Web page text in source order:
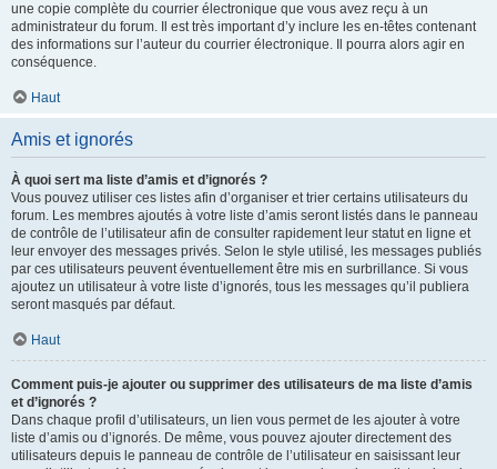
une copie complète du courrier électronique que vous avez reçu à un
administrateur du forum. Il est très important d’y inclure les en-têtes contenant
des informations sur l’auteur du courrier électronique. Il pourra alors agir en
conséquence.
Haut
Amis et ignorés
À quoi sert ma liste d’amis et d’ignorés ?
Vous pouvez utiliser ces listes afin d’organiser et trier certains utilisateurs du
forum. Les membres ajoutés à votre liste d’amis seront listés dans le panneau
de contrôle de l’utilisateur afin de consulter rapidement leur statut en ligne et
leur envoyer des messages privés. Selon le style utilisé, les messages publiés
par ces utilisateurs peuvent éventuellement être mis en surbrillance. Si vous
ajoutez un utilisateur à votre liste d’ignorés, tous les messages qu’il publiera
seront masqués par défaut.
Haut
Comment puis-je ajouter ou supprimer des utilisateurs de ma liste d’amis
et d’ignorés ?
Dans chaque profil d’utilisateurs, un lien vous permet de les ajouter à votre
liste d’amis ou d’ignorés. De même, vous pouvez ajouter directement des
utilisateurs depuis le panneau de contrôle de l’utilisateur en saisissant leur